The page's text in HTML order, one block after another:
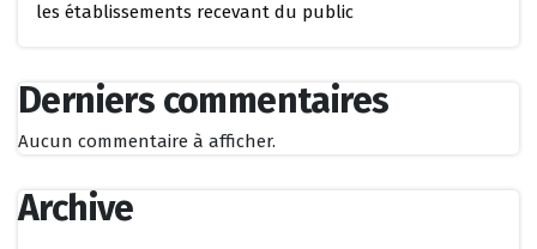
les établissements recevant du public
Derniers commentaires
Aucun commentaire à afficher.
Archive